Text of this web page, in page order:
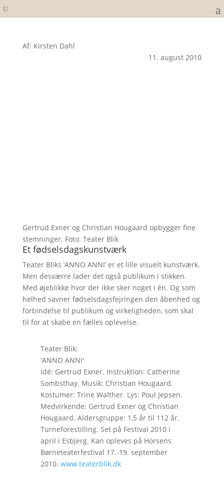
Af: Kirsten Dahl
11. august 2010
Gertrud Exner og Christian Hougaard opbygger fine
stemninger. Foto: Teater Blik
Et fødselsdagskunstværk
Teater Bliks ’ANNO ANNI’ er et lille visuelt kunstværk.
Men desværre lader det også publikum i stikken.
Med øjeblikke hvor der ikke sker noget i én. Og som
helhed savner fødselsdagsfejringen den åbenhed og
forbindelse til publikum og virkeligheden, som skal
til for at skabe en fælles oplevelse.
Teater Blik:
'ANNO ANNI'
Idé: Gertrud Exner. Instruktion: Catherine
Sombsthay. Musik: Christian Hougaard.
Kostumer: Trine Walther. Lys: Poul Jepsen.
Medvirkende: Gertrud Exner og Christian
Hougaard. Aldersgruppe: 1,5 år til 112 år.
Turneforestilling. Set på Festival 2010 i
april i Esbjerg. Kan opleves på Horsens
Børneteaterfestival 17.-19. september
2010. www.teaterblik.dk